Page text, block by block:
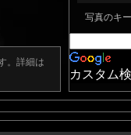
。詳細は
写真のキ
カスタム